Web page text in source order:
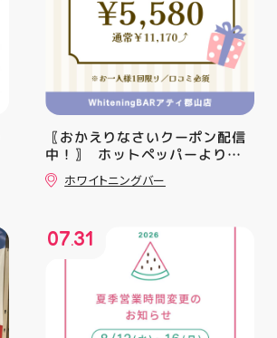
〖おかえりなさいクーポン配信
中！〗 ⁡ ホットペッパーより通
常￥11,170······▸ ￥5️⃣,5️⃣8️⃣0️⃣
のお得なクーポン配信中です★ ⁡
の再来店におすすめです🦷 ⁡ ⁡ お
一人様1回限りのクーポンにな
りますので、是非お試し下さい ⁡
ご予約、ご来店お待ちしており
ます️ #ホワイトニンク #ホワイ
トニングキャンペーン
#whitening #歯が白い #歯の
ホワイトニングバー
07.31